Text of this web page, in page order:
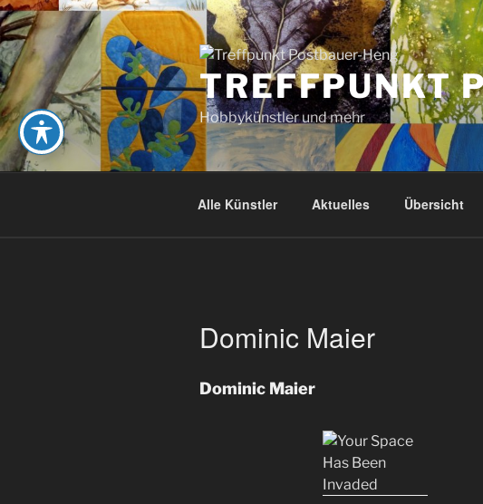
Zum
Inhalt
springen
TREFFPUNKT
Hobbykünstler und mehr
Alle Künstler Aktuelles Übersicht
Dominic Maier
Dominic Maier